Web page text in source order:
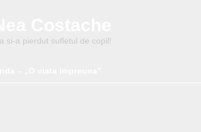
si-a pierdut sufletul de copil!